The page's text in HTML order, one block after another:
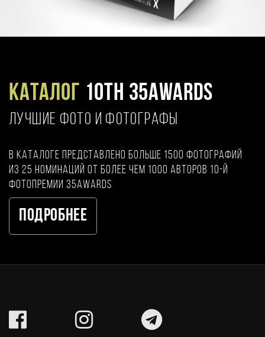
Каталог 10TH 35AWARDS
ЛУЧШИЕ ФОТО И ФОТОГРАФЫ
В каталоге представлено больше 1500 фотографий
из 25 номинаций от более чем 1000 авторов 10-й
фотопремии 35AWARDS
Подробнее